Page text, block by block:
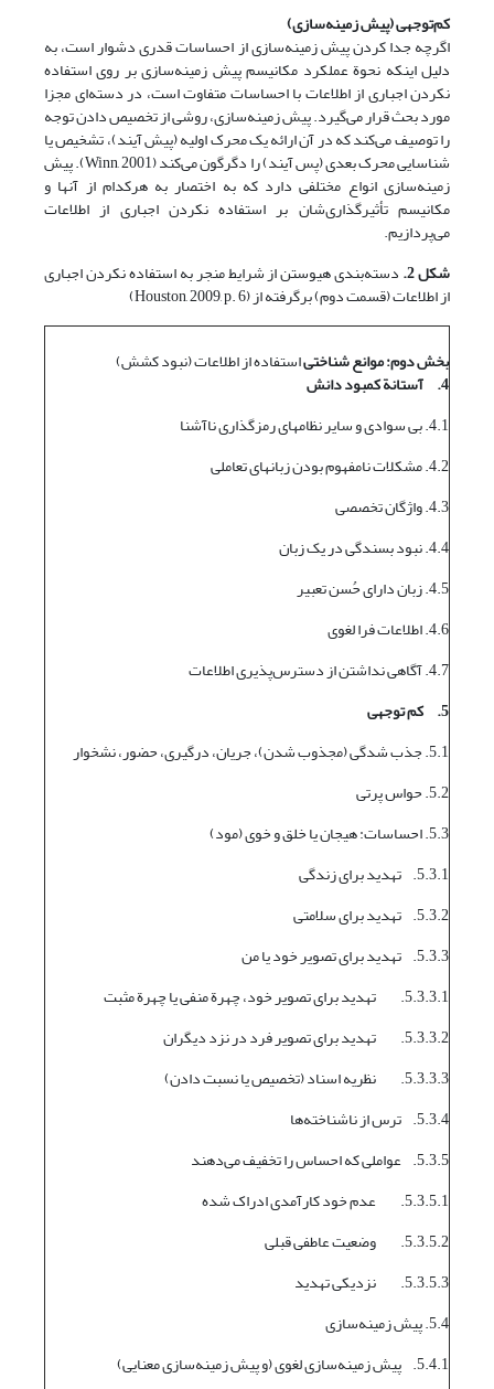
کم‌توجهی (پیش زمینه‌سازی)
اگرچه جدا کردن پیش زمینه‌سازی از احساسات قدری دشوار است، به
دلیل اینکه نحوة عملکرد مکانیسم پیش زمینه‌سازی بر روی استفاده
نکردن اجباری از اطلاعات با احساسات متفاوت است، در دسته‌ای مجزا
مورد بحث قرار می‌گیرد. پیش زمینه‌سازی، روشی از تخصیص دادن توجه
را توصیف می‌کند که در آن ارائه یک محرک اولیه (پیش آیند)، تشخیص یا
شناسایی محرک بعدی (پس آیند) را دگرگون می‌کند (Winn, 2001). پیش
زمینه‌سازی انواع مختلفی دارد که به اختصار به هرکدام از آنها و
مکانیسم تأثیرگذاری‌شان بر استفاده نکردن اجباری از اطلاعات
می‌پردازیم.
شکل 2.
دسته‌بندی هیوستن از شرایط منجر به استفاده نکردن اجباری
از اطلاعات (قسمت دوم) برگرفته از (Houston, 2009, p. 6)
بخش دوم: موانع شناختیاستفاده از اطلاعات (نبود کشش)
4. آستانة کمبود دانش
4.1. بی سوادی و سایر نظامهای رمزگذاری ناآشنا
4.2. مشکلات نامفهوم بودن زبانهای تعاملی
4.3. واژگان تخصصی
4.4. نبود بسندگی در یک زبان
4.5. زبان دارای حُسن تعبیر
4.6. اطلاعات فرا لغوی
4.7. آگاهی نداشتن از دسترس‌پذیری اطلاعات
5. کم توجهی
5.1. جذب شدگی (مجذوب شدن)، جریان، درگیری، حضور، نشخوار
5.2. حواس پرتی
5.3. احساسات: هیجان یا خلق و خوی (مود)
5.3.1. تهدید برای زندگی
5.3.2. تهدید برای سلامتی
5.3.3. تهدید برای تصویر خود یا من
5.3.3.1. تهدید برای تصویر خود، چهرة منفی یا چهرة مثبت
5.3.3.2. تهدید برای تصویر فرد در نزد دیگران
5.3.3.3. نظریه اسناد (تخصیص یا نسبت دادن)
5.3.4. ترس از ناشناخته‌ها
5.3.5. عواملی که احساس را تخفیف می‌دهند
5.3.5.1. عدم خود کارآمدی ادراک شده
5.3.5.2. وضعیت عاطفی قبلی
5.3.5.3. نزدیکی تهدید
5.4. پیش زمینه‌سازی
5.4.1. پیش زمینه‌سازی لغوی (و پیش زمینه‌سازی معنایی)